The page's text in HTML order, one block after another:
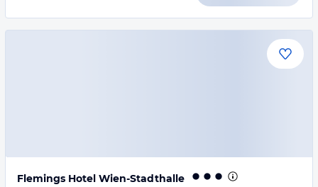
Flemings Hotel Wien-Stadthalle